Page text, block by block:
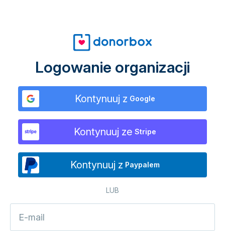
Logowanie organizacji
Kontynuuj z Google
Kontynuuj ze Stripe
Kontynuuj z Paypalem
LUB